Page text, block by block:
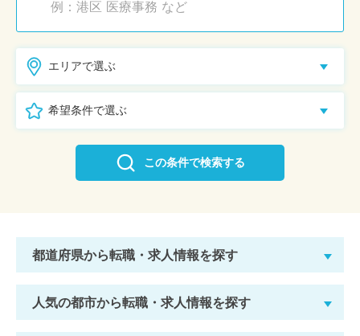
エリアで選ぶ
希望条件で選ぶ
この条件で検索する
都道府県から転職・求人情報を探す
人気の都市から転職・求人情報を探す